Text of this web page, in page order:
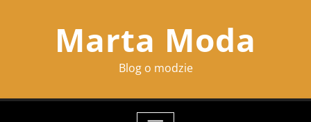
Marta Moda
Blog o modzie